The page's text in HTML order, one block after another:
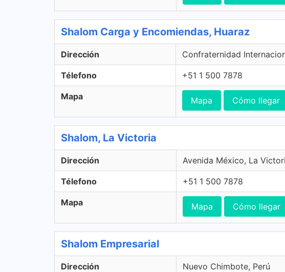
Shalom Carga y Encomiendas, Huaraz
Dirección Confraternidad
Télefono +51 1 500 7878
Mapa Mapa Cómo llegar
Shalom, La Victoria
Dirección Avenida México, La
Télefono +51 1 500 7878
Mapa Mapa Cómo llegar
Shalom Empresarial
Dirección Nuevo Chimbote, Perú